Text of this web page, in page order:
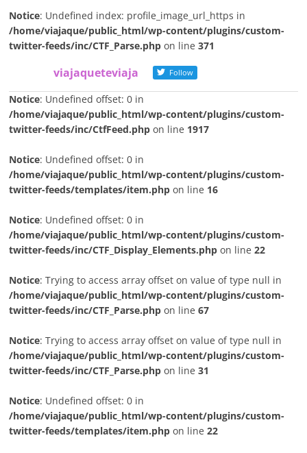
Notice: Undefined index: profile_image_url_https in
/home/viajaque/public_html/wp-content/plugins/custom-
twitter-feeds/inc/CTF_Parse.php on line371
viajaqueteviaja Follow
Notice: Undefined offset: 0 in
/home/viajaque/public_html/wp-content/plugins/custom-
twitter-feeds/inc/CtfFeed.php on line 1917
Notice: Undefined offset: 0 in
/home/viajaque/public_html/wp-content/plugins/custom-
twitter-feeds/templates/item.php on line 16
Notice: Undefined offset: 0 in
/home/viajaque/public_html/wp-content/plugins/custom-
twitter-feeds/inc/CTF_Display_Elements.php on line22
Notice: Trying to access array offset on value of type null in
/home/viajaque/public_html/wp-content/plugins/custom-
twitter-feeds/inc/CTF_Parse.php on line67
Notice: Trying to access array offset on value of type null in
/home/viajaque/public_html/wp-content/plugins/custom-
twitter-feeds/inc/CTF_Parse.php on line31
Notice: Undefined offset: 0 in
/home/viajaque/public_html/wp-content/plugins/custom-
twitter-feeds/templates/item.php on line22